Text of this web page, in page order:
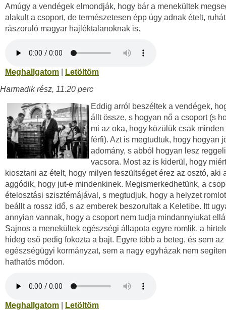
Amúgy a vendégek elmondják, hogy bár a menekültek
alakult a csoport, de természetesen épp úgy adnak ételt,
rászoruló magyar hajléktalanoknak is.
Meghallgatom
Letöltöm
Harmadik rész, 11.20 perc
Eddig arról beszéltek a vendégek,
állt össze, s hogyan nő a csoport (s
mi az oka, hogy közülük csak minden
férfi). Azt is megtudtuk, hogy hogyan
adomány, s abból hogyan lesz
vacsora. Most az is kiderül, hogy
kiosztani az ételt, hogy milyen feszültséget érez az osztó, aki
aggódik, hogy jut-e mindenkinek. Megismerkedhetünk, a
ételosztási szisztémájával, s megtudjuk, hogy a helyzet
beállt a rossz idő, s az emberek beszorultak a Keletibe. Itt
annyian vannak, hogy a csoport nem tudja mindannyiukat
Sajnos a menekültek egészségi állapota egyre romlik, a
hideg eső pedig fokozta a bajt. Egyre több a beteg, és sem az
egészségügyi kormányzat, sem a nagy egyházak nem
hathatós módon.
Meghallgatom
Letöltöm